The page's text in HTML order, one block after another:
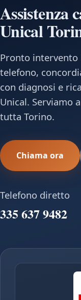
Assistenza
Unical
Pronto intervento
telefono,
con diagnosi e
Unical. Serviamo
tutta Torino.
Chiama ora
Telefono diretto
335 637 9482